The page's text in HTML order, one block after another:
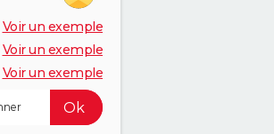
Voir un exemple
Voir un exemple
Voir un exemple